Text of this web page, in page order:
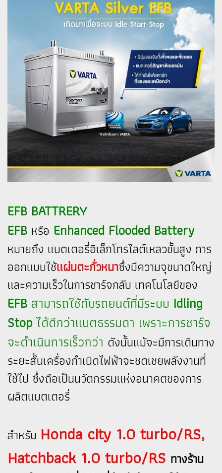
EFB BATTRERY
EFB หรือ Enhanced Flooded Battery
หมายถึง แบตเตอรี่อิเล็กโทรไลต์เหลวขั้นสูง การ
ออกแบบใช้แผ่นตะกั่วหนาซึ่งมีความจุขนาดใหญ่
และความเร็วในการชาร์จกลับ เทคโนโลยีของ
EFB สามารถใช้กับรถยนต์ที่มีระบบ Idling
Stopได้ดีกว่าแบตธรรมดา เพราะการชาร์จ
จะดำเนินการเร็วกว่า ดังนั้นแม้จะมีการเดินทาง
ระยะสั้นเครื่องกำเนิดไฟฟ้าจะชดเชยพลังงานที่
ใช้ไป ซึ่งถือเป็นนวัตกรรมแห่งอนาคตของการ
ผลิตแบตเตอรี่
สำหรับ Honda city 1.0 turbo/RS,
Hatchback 1.0 turbo/RS ทางร้าน